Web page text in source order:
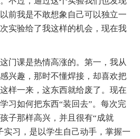
前我是不敢想象自己可以独立一
实验给了我这样的机会，现在我
课是热情高涨的。第一，我从
兴趣，那时不懂焊接，却喜欢把
样一来，这东西就给废了。现在
习如何把东西“装回去”。每次完
子那样高兴，并且很有“成就
实习，是以学生自己动手，掌握一